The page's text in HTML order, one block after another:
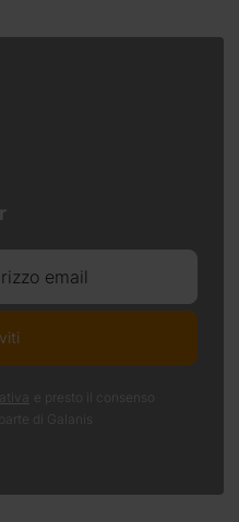
email
e presto il consenso
di Galanis